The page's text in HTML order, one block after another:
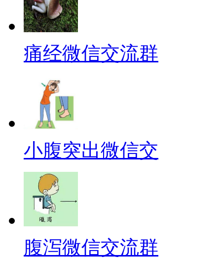
痛经微信交流群
小腹突出微信交
腹泻微信交流群